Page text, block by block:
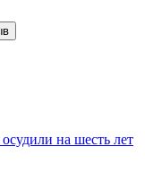
на шесть лет